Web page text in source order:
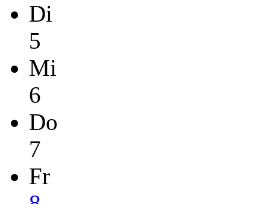
Di
5
Mi
6
Do
7
Fr